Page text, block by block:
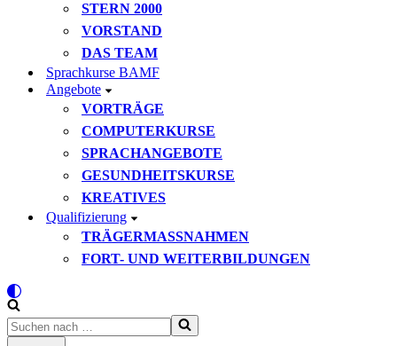
STERN 2000
VORSTAND
DAS TEAM
Sprachkurse BAMF
Angebote
VORTRÄGE
COMPUTERKURSE
SPRACHANGEBOTE
GESUNDHEITSKURSE
KREATIVES
Qualifizierung
TRÄGERMASSNAHMEN
FORT- UND WEITERBILDUNGEN
Suchen
nach …